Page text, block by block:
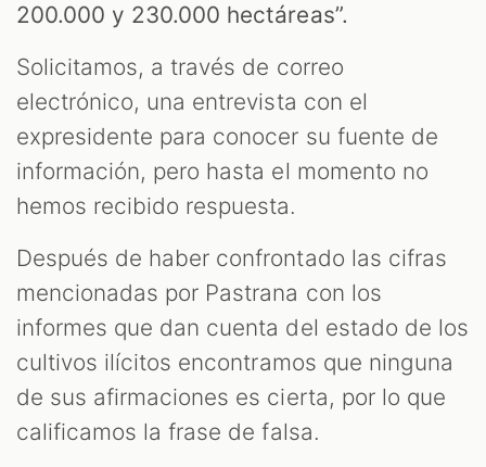
200.000 y 230.000 hectáreas”.
Solicitamos, a través de correo
electrónico, una entrevista con el
expresidente para conocer su fuente de
información, pero hasta el momento no
hemos recibido respuesta.
Después de haber confrontado las cifras
mencionadas por Pastrana con los
informes que dan cuenta del estado de los
cultivos ilícitos encontramos que ninguna
de sus afirmaciones es cierta, por lo que
calificamos la frase de falsa.